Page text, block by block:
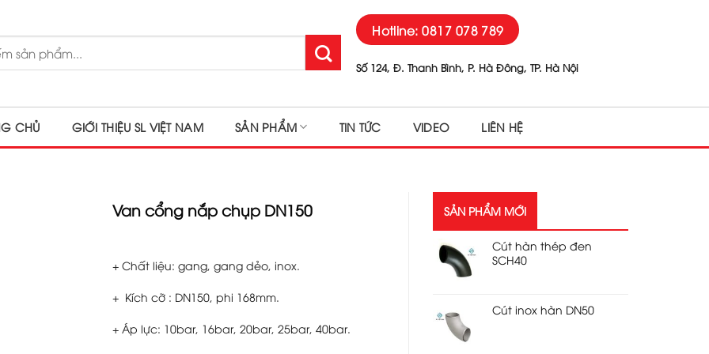
Hotline: 0817 078 789
Số 124, Đ. Thanh Bình, P. Hà Đông, TP. Hà Nội
CHỦ GIỚI THIỆU SL VIỆT NAM SẢN PHẨM TIN TỨC VIDEO LIÊN HỆ
Van cổng nắp chụp DN150
+ Chất liệu: gang, gang dẻo, inox.
+ Kích cỡ : DN150, phi 168mm.
+ Áp lực: 10bar, 16bar, 20bar, 25bar, 40bar.
SẢN PHẨM MỚI
Cút hàn thép đen
SCH40
Cút inox hàn DN50